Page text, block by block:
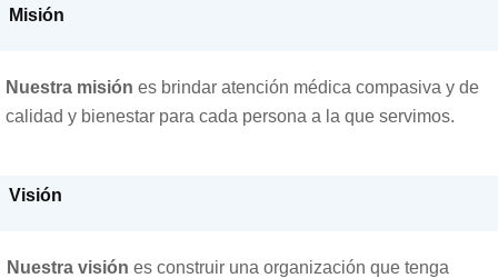
Misión
Nuestra misión es brindar atención médica compasiva y de
calidad y bienestar para cada persona a la que servimos.
Visión
Nuestra visión es construir una organización que tenga